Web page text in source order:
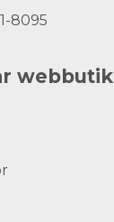
8095
webbutik